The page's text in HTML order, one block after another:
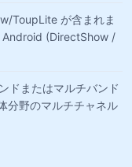
ToupLite が含まれま
(DirectShow /
ドまたはマルチバンド
分野のマルチチャネル